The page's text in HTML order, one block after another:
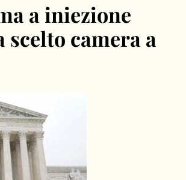
a iniezione
scelto camera a